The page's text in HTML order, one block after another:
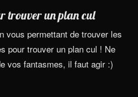
trouver un plan cul
vous permettant de trouver les
pour trouver un plan cul ! Ne
vos fantasmes, il faut agir :)